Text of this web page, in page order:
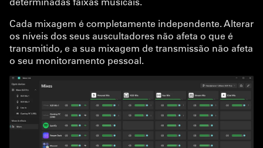
Cada mixagem é completamente independente. Alterar
os níveis dos seus auscultadores não afeta o que é
transmitido, e a sua mixagem de transmissão não afeta
o seu monitoramento pessoal.